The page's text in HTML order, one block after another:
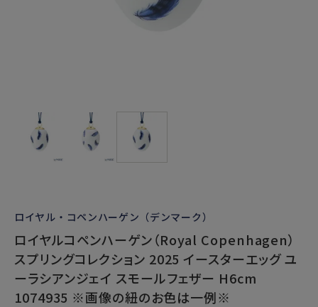
ロイヤル・コペンハーゲン（デンマーク）
ロイヤルコペンハーゲン（Royal Copenhagen）
スプリングコレクション 2025 イースターエッグ ユ
ーラシアンジェイ スモールフェザー H6cm
1074935 ※画像の紐のお色は一例※